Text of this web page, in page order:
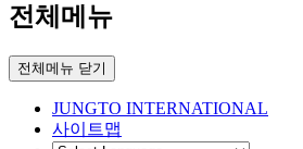
전체메뉴
전체메뉴 닫기
JUNGTO INTERNATIONAL
사이트맵